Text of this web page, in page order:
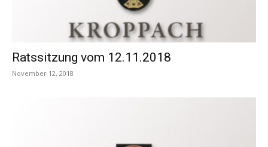
Ratssitzung vom 12.11.2018
November 12, 2018